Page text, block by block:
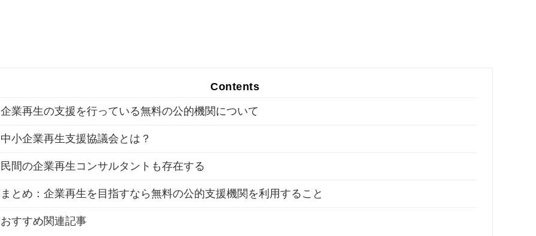
Contents
企業再生の支援を行っている無料の公的機関について
中小企業再生支援協議会とは？
民間の企業再生コンサルタントも存在する
まとめ：企業再生を目指すなら無料の公的支援機関を利用すること
おすすめ関連記事